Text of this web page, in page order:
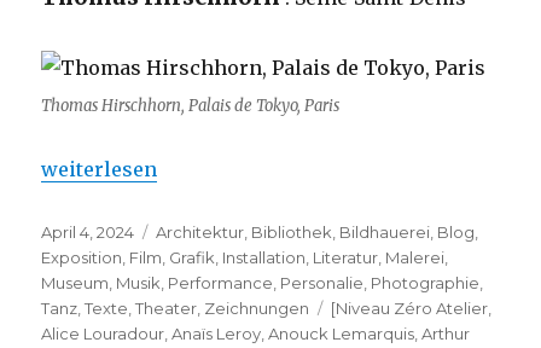
Thomas Hirschhorn, Palais de Tokyo, Paris
„Thomas Hirschhorn – Département 93 “
weiterlesen
Veröffentlicht
am
April 4, 2024 Kategorien
Architektur, Bibliothek, Bildhauerei, Blog,
Exposition, Film, Grafik, Installation, Literatur, Malerei,
Museum, Musik, Performance, Personalie, Photographie,
Tanz,Texte,Theater, Zeichnungen Schlagwörter
[Niveau Zéro Atelier,
Alice Louradour,Anaïs Leroy,Anouck Lemarquis,Arthur